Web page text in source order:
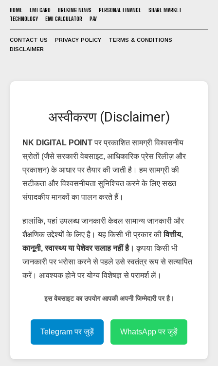
HOME EMI CARD BREKING NEWS PERSONAL FINANCE
SHARE MARKET
TECHNOLOGY
EMI CALCULATOR PAY
CONTACT US PRIVACY POLICY
TERMS & CONDITIONS
DISCLAIMER
अस्वीकरण (Disclaimer)
NK DIGITAL POINTपर प्रकाशित सामग्री विश्वसनीय
स्रोतों (जैसे सरकारी वेबसाइट, आधिकारिक प्रेस रिलीज़ और
प्रकाशन) के आधार पर तैयार की जाती है। हम सामग्री की
सटीकता और विश्वसनीयता सुनिश्चित करने के लिए सख्त
संपादकीय मानकों का पालन करते हैं।
हालांकि, यहां उपलब्ध जानकारी केवल सामान्य जानकारी और
शैक्षणिक उद्देश्यों के लिए है। यह किसी भी प्रकार कीवित्तीय,
कानूनी, स्वास्थ्य या पेशेवर सलाह नहीं है। कृपया किसी भी
जानकारी पर भरोसा करने से पहले उसे स्वतंत्र रूप से सत्यापित
करें। आवश्यक होने पर योग्य विशेषज्ञ से परामर्श लें।
इस वेबसाइट का उपयोग आपकी अपनी जिम्मेदारी पर है।
Telegram पर जुड़ें WhatsApp पर जुड़ें